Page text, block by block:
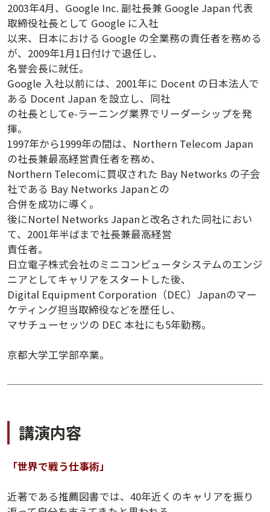
2003年4月、Google Inc. 副社長兼 Google Japan 代表
取締役社長として Google に入社
以来、日本における Google の全業務の責任者を務める
が、2009年1月1日付けで退任し、
名誉会長に就任。
Google 入社以前には、2001年に Docent の日本法人で
ある Docent Japan を設立し、同社
の社長としてe-ラーニング業界でリーダーシップを発
揮。
1997年から1999年の間は、Northern Telecom Japan
の社長兼最高経営責任者を務め、
Northern Telecomに買収された Bay Networks の子会
社である Bay Networks Japanとの
合併を成功に導く。
後にNortel Networks Japanと改名された同社におい
て、2001年半ばまで社長兼最高経営
責任者。
日立電子株式会社のミニコンピュータシステムのエンジ
ニアとしてキャリアをスタートした後、
Digital Equipment Corporation（DEC）Japanのマー
ケティング担当取締役などを歴任し、
マサチューセッツの DEC 本社にも5年勤務。
京都大学工学部卒業。
講演内容
「世界で戦う仕事術」
近著である推薦図書では、40年近くのキャリアを振り
講演履歴
法人会員のご案内
講演日程ダウンロード